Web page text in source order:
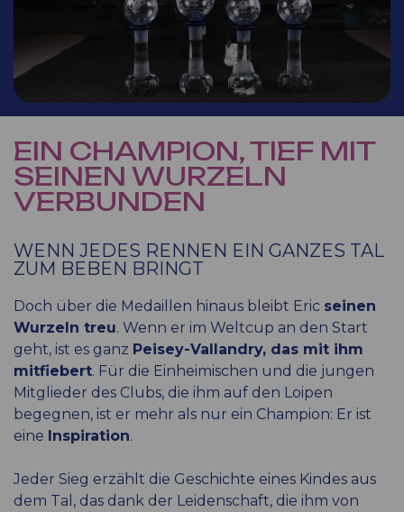
EIN CHAMPION, TIEF MIT
SEINEN WURZELN
VERBUNDEN
WENN JEDES RENNEN EIN GANZES TAL
ZUM BEBEN BRINGT
Doch über die Medaillen hinaus bleibt Eric seinen
Wurzeln treu. Wenn er im Weltcup an den Start
geht, ist es ganz Peisey-Vallandry, das mit ihm
mitfiebert. Für die Einheimischen und die jungen
Mitglieder des Clubs, die ihm auf den Loipen
begegnen, ist er mehr als nur ein Champion: Er ist
eine Inspiration.
Jeder Sieg erzählt die Geschichte eines Kindes aus
dem Tal, das dank der Leidenschaft, die ihm von